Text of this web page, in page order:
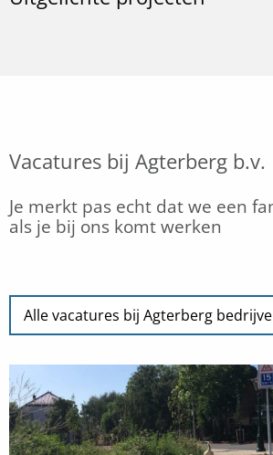
Vacatures bij Agterberg b.v.
Je merkt pas echt dat we een
als je bij ons komt werken
Alle vacatures bij Agterberg